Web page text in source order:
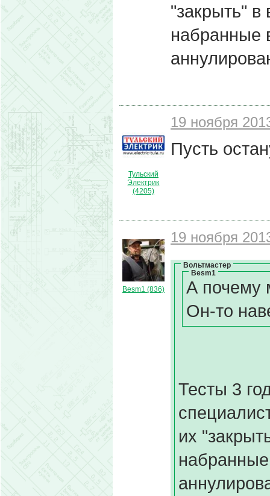
"закрыть" в
набранные
Тульский
Электрик
(4205)
19 ноября
Пусть
Besm1 (836)
19 ноября
Вольтмастер
Besm1
А почему
Он-то
Тесты 3
их